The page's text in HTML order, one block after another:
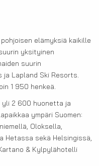
elämyksiä kaikille
yksityinen
suurin
Lapland Ski Resorts.
1 950 henkeä.
yli 2 600 huonetta ja
ympäri Suomen:
Oloksella,
Hetassa sekä Helsingissä,
& Kylpylähotelli